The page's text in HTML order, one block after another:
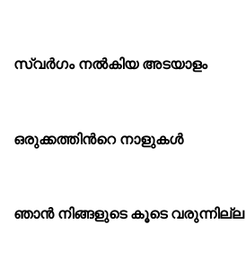
സ്വർഗം നൽകിയ അടയാളം
ഒരുക്കത്തിൻറെ നാളുകൾ
ഞാൻ നിങ്ങളുടെ കൂടെ വരുന്നില്ല